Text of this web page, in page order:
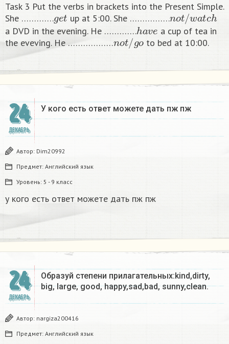
Task 3 Put the verbs in brackets into the Present Simple.
She ………….
get
up at 5:00. She …………….
not/w atch
a DVD in the evening. He ………….
have
a cup of tea in
the eveving. He ………………
not/go
to bed at 10:00. ​
24
ДЕКАБРЬ
У кого есть ответ можете дать пж пж ​
Автор: Dim20992
Предмет: Английский язык
Уровень: 5 - 9 класс
у кого есть ответ можете дать пж пж
24
ДЕКАБРЬ
Образуй степени прилагательных:kind,dirty,
big, large, good, happy,sad,bad, sunny,clean.​
Автор: nargiza200416
Предмет: Английский язык